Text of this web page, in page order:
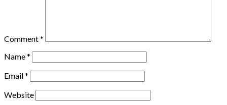
Comment*
Name*
Email*
Website